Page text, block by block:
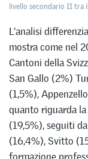
livello secondario II tra
L’analisi
mostra come nel
Cantoni della
San Gallo (2%)
(1,5%),
quanto riguarda
(19,5%), seguiti
(16,4%), Svitto